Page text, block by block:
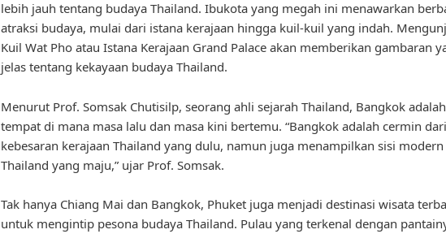
lebih jauh tentang budaya Thailand. Ibukota yang megah ini menawarkan
atraksi budaya, mulai dari istana kerajaan hingga kuil-kuil yang indah.
Kuil Wat Pho atau Istana Kerajaan Grand Palace akan memberikan gambaran
jelas tentang kekayaan budaya Thailand.
Menurut Prof. Somsak Chutisilp, seorang ahli sejarah Thailand, Bangkok adalah
tempat di mana masa lalu dan masa kini bertemu. “Bangkok adalah cermin dari
kebesaran kerajaan Thailand yang dulu, namun juga menampilkan sisi modern
Thailand yang maju,” ujar Prof. Somsak.
Tak hanya Chiang Mai dan Bangkok, Phuket juga menjadi destinasi wisata
untuk mengintip pesona budaya Thailand. Pulau yang terkenal dengan